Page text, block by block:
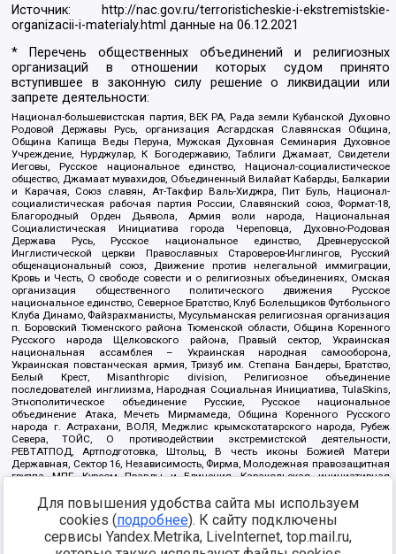
Источник:
http://nac.gov.ru/terroristicheskie-i-ekstremistskie-
organizacii-i-materialy.html данные на06.12.2021
* Перечень общественных объединений и религиозных
организаций в отношении которых судом принято
вступившее в законную силу решение о ликвидации или
запрете деятельности:
Национал-большевистская партия, ВЕК РА, Рада земли Кубанской Духовно
Родовой Державы Русь, организация Асгардская Славянская Община,
Община Капища Веды Перуна, Мужская Духовная Семинария Духовное
Учреждение, Нурджулар, К Богодержавию, Таблиги Джамаат, Свидетели
Иеговы, Русское национальное единство, Национал-социалистическое
общество, Джамаат мувахидов, Объединенный Вилайат Кабарды, Балкарии
и Карачая, Союз славян, Ат-Такфир Валь-Хиджра, Пит Буль, Национал-
социалистическая рабочая партия России, Славянский союз, Формат-18,
Благородный Орден Дьявола, Армия воли народа, Национальная
Социалистическая Инициатива города Череповца, Духовно-Родовая
Держава Русь, Русское национальное единство, Древнерусской
Инглистической церкви Православных Староверов-Инглингов, Русский
общенациональный союз, Движение против нелегальной иммиграции,
Кровь и Честь, О свободе совести и о религиозных объединениях, Омская
организация общественного политического движения Русское
национальное единство, Северное Братство, Клуб Болельщиков Футбольного
Клуба Динамо, Файзрахманисты, Мусульманская религиозная организация
п. Боровский Тюменского района Тюменской области, Община Коренного
Русского народа Щелковского района, Правый сектор, Украинская
национальная ассамблея – Украинская народная самооборона,
Украинская повстанческая армия, Тризуб им. Степана Бандеры, Братство,
Белый Крест, Misanthropic division, Религиозное объединение
последователей инглиизма, Народная Социальная Инициатива, TulaSkins,
Этнополитическое объединение Русские, Русское национальное
объединение Атака, Мечеть Мирмамеда, Община Коренного Русского
народа г. Астрахани, ВОЛЯ, Меджлис крымскотатарского народа, Рубеж
Севера, ТОЙС, О противодействии экстремистской деятельности,
РЕВТАТПОД, Артподготовка, Штольц, В честь иконы Божией Матери
Державная, Сектор 16, Независимость, Фирма, Молодежная правозащитная
группа МПГ, Курсом Правды и Единения, Каракольская инициативная
Благотворительный пансионат Ак Умут, Русская республика Русь,
Арестантское уголовное единство, Башкорт, Нация и свобода, W.H.С., Фалунь
Дафа, Иртыш Ultras, Русский Патриотический клуб-Новокузнецк/РПК,
Сибирский державный союз, Фонд борьбы с коррупцией, Фонд защиты прав
граждан, Штабы Навального, Совет граждан СССР Прикубанского округа г.
Для повышения удобства сайта мы используем
cookies (подробнее). К сайту подключены
сервисы Yandex.Metrika, LiveInternet, top.mail.ru,